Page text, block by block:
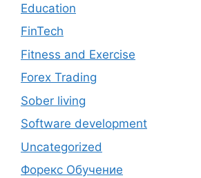
Education
FinTech
Fitness and Exercise
Forex Trading
Sober living
Software development
Uncategorized
Форекс Обучение